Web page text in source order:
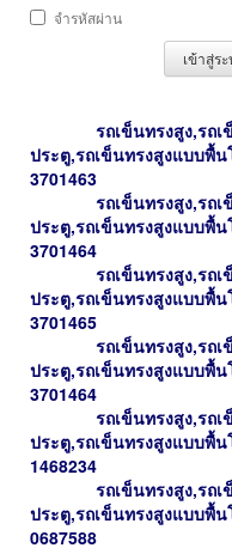
จำรหัสผ่าน
เข้าสู่ร
รถเข็นทรงสูง,รถเข็น
ประตู,รถเข็นทรงสูงแบ
3701463
รถเข็นทรงสูง,รถ
ประตู,รถเข็นทรงสูงแบบพื้น
3701464
รถเข็นทรงสูง,รถ
ประตู,รถเข็นทรงสูงแบบพื้
3701465
รถเข็นทรงสูง,รถ
ประตู,รถเข็นทรงสูงแบบพื้
3701464
รถเข็นทรงสูง,รถ
ประตู,รถเข็นทรงสูงแบบพื้น
1468234
รถเข็นทรงสูง,รถ
ประตู,รถเข็นทรงสูงแบบพื้
0687588